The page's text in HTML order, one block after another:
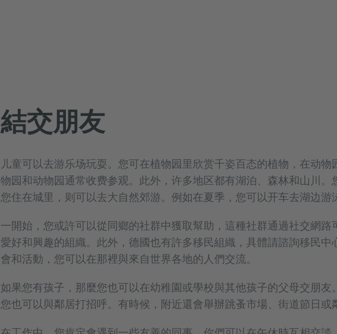
結交朋友
儿童可以去游乐场玩耍。您可在植物园里欣赏千姿百态的植物，在动
物园和动物园通常收费参观。此外，许多地区都有湖泊、森林和山川
您住在城里，则可以去大自然郊游。例如在夏季，您可以开车去湖边游
一開始，您或許可以從同鄉的社群中獲取幫助，這種社群通過社交網路
愛好和興趣的組織。此外，德國也有許多移民組織，具體請諮詢移民
會和活動，您可以在那裡與來自世界各地的人們交流。
如果您有孩子，那麼您也可以在幼稚園或學校與其他孩子的父母交朋友
您也可以與鄰居打招呼。有時候，附近還會舉辦跳蚤市場、街道節日或